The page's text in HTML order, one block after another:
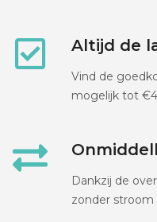
Altijd de
Vind de
mogelijk tot
Dankzij de
zonder stroom